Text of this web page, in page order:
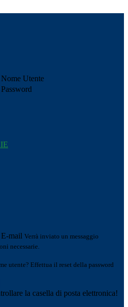
Nome Utente
Password
E-mail Verrà inviato un messaggio
necessarie.
utente? Effettua il reset della password
la casella di posta elettronica!